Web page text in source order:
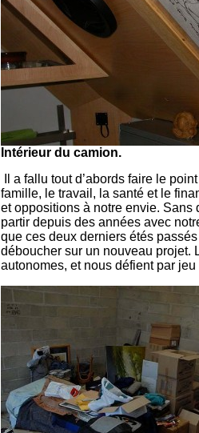
Intérieur du camion.
Il a fallu tout d’abords faire le
famille, le travail, la santé et le
et oppositions à notre envie. Sans
partir depuis des années avec
que ces deux derniers étés
déboucher sur un nouveau projet.
autonomes, et nous défient par